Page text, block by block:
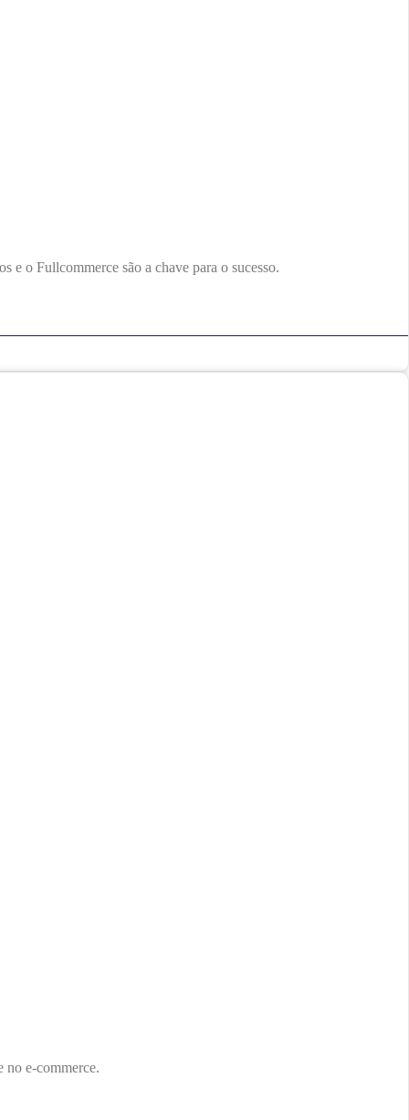
e o Fullcommerce são a chave para o sucesso.
no e-commerce.